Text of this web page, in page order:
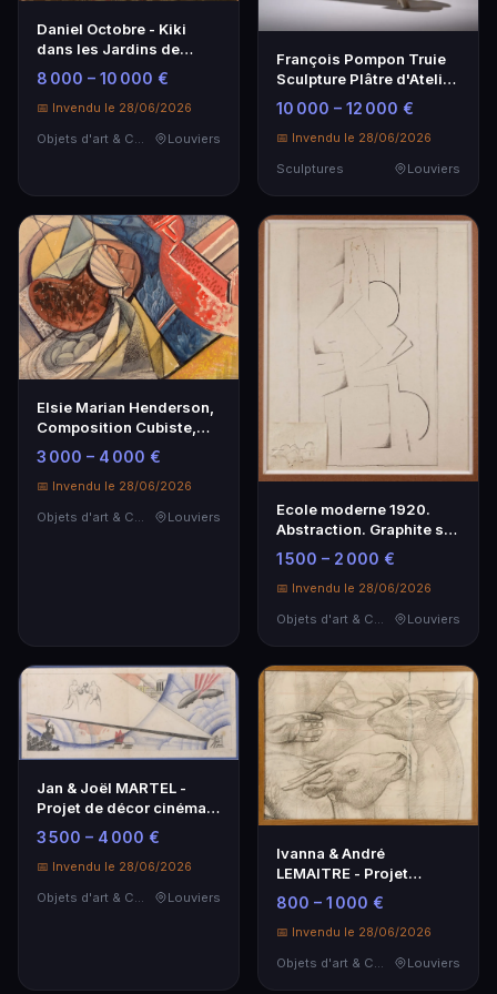
Daniel Octobre - Kiki
dans les Jardins de
l'Orangerie de Versailles,
Huile sur toile 65x100cm
8 000 – 10 000 €
📅 Invendu le 28/06/2026
Objets d'art & Curiosités
Louviers
François Pompon Truie
Sculpture Plâtre d'Atelier
1926
10 000 – 12 000 €
📅 Invendu le 28/06/2026
Sculptures
Louviers
Elsie Marian Henderson,
Composition Cubiste,
Technique Mixte, 1915
3 000 – 4 000 €
📅 Invendu le 28/06/2026
Objets d'art & Curiosités
Louviers
Ecole moderne 1920.
Abstraction. Graphite sur
papier. 31x25 cm.
1 500 – 2 000 €
📅 Invendu le 28/06/2026
Objets d'art & Curiosités
Louviers
Jan & Joël MARTEL -
Projet de décor cinéma
Parisien - Dessin en
couleur
3 500 – 4 000 €
📅 Invendu le 28/06/2026
Objets d'art & Curiosités
Louviers
Ivanna & André
LEMAITRE - Projet
Fresque Salon Lyautey
1931
800 – 1 000 €
📅 Invendu le 28/06/2026
Objets d'art & Curiosités
Louviers